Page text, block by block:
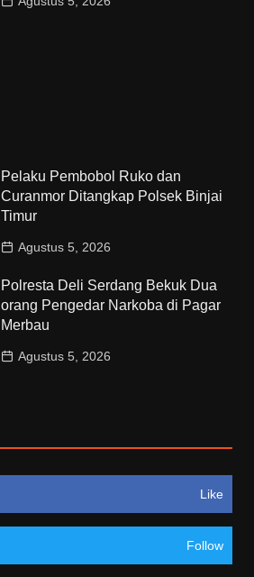
Pelaku Pembobol Ruko dan
Curanmor Ditangkap Polsek Binjai
Timur
Agustus 5, 2026
Polresta Deli Serdang Bekuk Dua
orang Pengedar Narkoba di Pagar
Merbau
Agustus 5, 2026
Like
Follow